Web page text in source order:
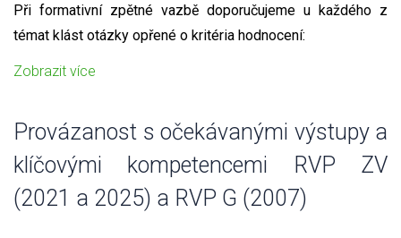
Při formativní zpětné vazbě doporučujeme u každého z
témat klást otázky opřené o kritéria hodnocení:
Zobrazit více
Provázanost s očekávanými výstupy a
klíčovými kompetencemi RVP ZV
(2021 a 2025) a RVP G (2007)